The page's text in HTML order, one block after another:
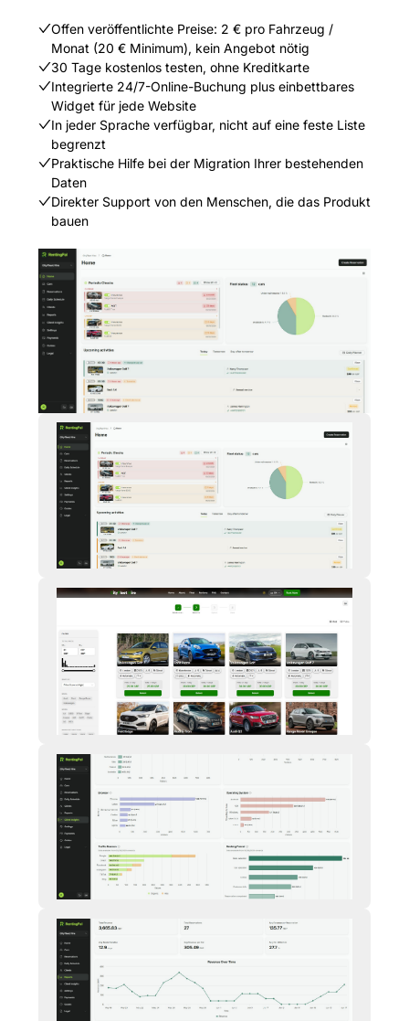
Offen veröffentlichte Preise: 2 € pro Fahrzeug /
Monat (20 € Minimum), kein Angebot nötig
30 Tage kostenlos testen, ohne Kreditkarte
Integrierte 24/7-Online-Buchung plus einbettbares
Widget für jede Website
In jeder Sprache verfügbar, nicht auf eine feste Liste
begrenzt
Praktische Hilfe bei der Migration Ihrer bestehenden
Daten
Direkter Support von den Menschen, die das Produkt
bauen